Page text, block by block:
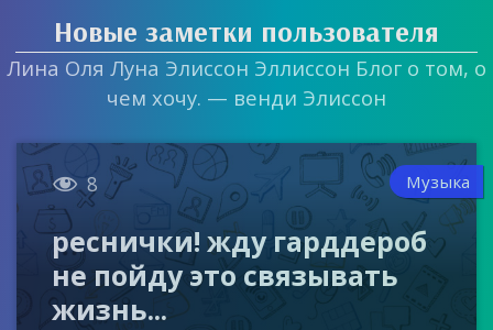
Новые заметки пользователя
Лина Оля Луна Элиссон Эллиссон Блог о том, о
чем хочу. — венди Элиссон
 8 Музыка
реснички! жду гарддероб
не пойду это связывать
жизнь...